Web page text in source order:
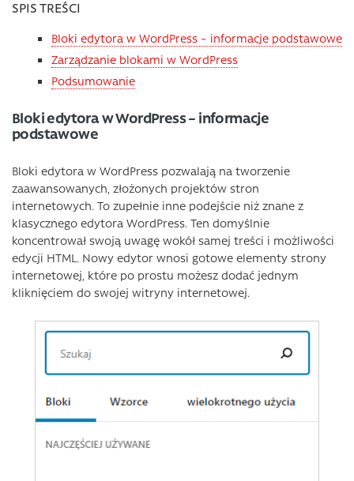
SPIS TREŚCI
Bloki edytora w WordPress – informacje podstawowe
Zarządzanie blokami w WordPress
Podsumowanie
Bloki edytora w WordPress – informacje
podstawowe
Bloki edytora w WordPress pozwalają na tworzenie
zaawansowanych, złożonych projektów stron
internetowych. To zupełnie inne podejście niż znane z
klasycznego edytora WordPress. Ten domyślnie
koncentrował swoją uwagę wokół samej treści i możliwości
edycji HTML. Nowy edytor wnosi gotowe elementy strony
internetowej, które po prostu możesz dodać jednym
kliknięciem do swojej witryny internetowej.